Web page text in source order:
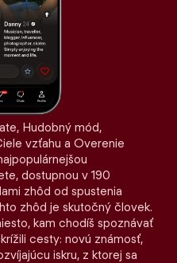
Hudobný mód,
vzťahu a Overenie
dostupnou v 190
zhôd od spustenia
zhôd je skutočný človek.
kam chodíš spoznávať
cesty: novú známosť,
iskru, z ktorej sa